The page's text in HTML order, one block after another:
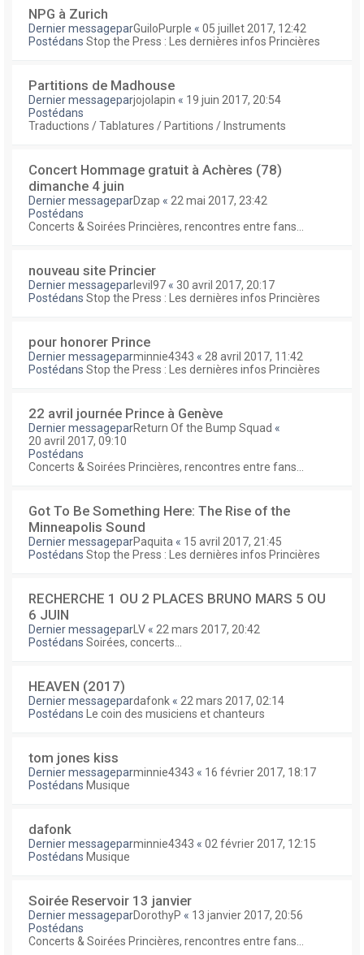
NPG à Zurich
Dernier messageparGuiloPurple « 05 juillet 2017, 12:42
Postédans Stop the Press : Les dernières infos Princières
Partitions de Madhouse
Dernier messageparjojolapin « 19 juin 2017, 20:54
Postédans
Traductions / Tablatures / Partitions / Instruments
Concert Hommage gratuit à Achères (78)
dimanche 4 juin
Dernier messageparDzap « 22 mai 2017, 23:42
Postédans
Concerts & Soirées Princières, rencontres entre fans...
nouveau site Princier
Dernier messageparlevil97 « 30 avril 2017, 20:17
Postédans Stop the Press : Les dernières infos Princières
pour honorer Prince
Dernier messageparminnie4343 « 28 avril 2017, 11:42
Postédans Stop the Press : Les dernières infos Princières
22 avril journée Prince à Genève
Dernier messageparReturn Of the Bump Squad «
20 avril 2017, 09:10
Postédans
Concerts & Soirées Princières, rencontres entre fans...
Got To Be Something Here: The Rise of the
Minneapolis Sound
Dernier messageparPaquita « 15 avril 2017, 21:45
Postédans Stop the Press : Les dernières infos Princières
RECHERCHE 1 OU 2 PLACES BRUNO MARS 5 OU
6 JUIN
Dernier messagepar LV « 22 mars 2017, 20:42
Postédans Soirées, concerts...
HEAVEN (2017)
Dernier messagepardafonk « 22 mars 2017, 02:14
Postédans
Le coin des musiciens et chanteurs
tom jones kiss
Dernier messageparminnie4343 « 16 février 2017, 18:17
Postédans Musique
dafonk
Dernier messageparminnie4343 « 02 février 2017, 12:15
Postédans Musique
Soirée Reservoir 13 janvier
Dernier messageparDorothyP « 13 janvier 2017, 20:56
Postédans
Concerts & Soirées Princières, rencontres entre fans...